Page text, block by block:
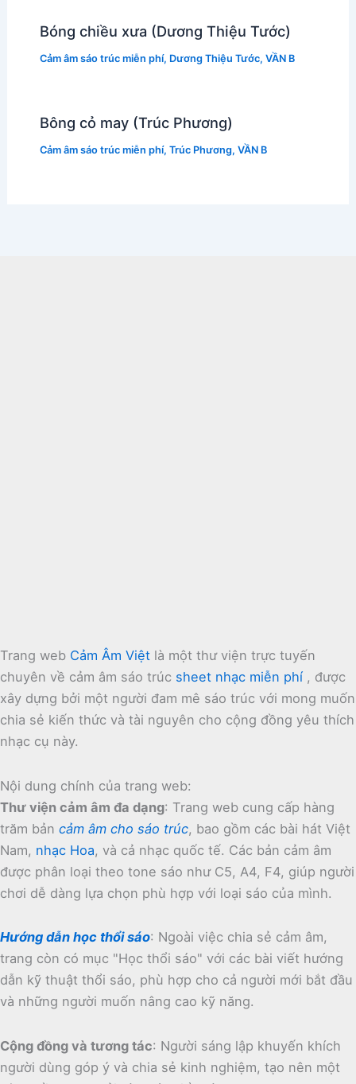
Bóng chiều xưa (Dương Thiệu Tước)
Cảm âm sáo trúc miễn phí, Dương Thiệu Tước, VẦN B
Bông cỏ may (Trúc Phương)
Cảm âm sáo trúc miễn phí, Trúc Phương, VẦN B
Trang web Cảm Âm Việt là một thư viện trực tuyến
chuyên về cảm âm sáo trúc sheet nhạc miễn phí , được
xây dựng bởi một người đam mê sáo trúc với mong muốn
chia sẻ kiến thức và tài nguyên cho cộng đồng yêu thích
nhạc cụ này.
Nội dung chính của trang web:
Thư viện cảm âm đa dạng: Trang web cung cấp hàng
trăm bản cảm âm cho sáo trúc, bao gồm các bài hát Việt
Nam, nhạc Hoa, và cả nhạc quốc tế. Các bản cảm âm
được phân loại theo tone sáo như C5, A4, F4, giúp người
chơi dễ dàng lựa chọn phù hợp với loại sáo của mình.
Hướng dẫn học thổi sáo: Ngoài việc chia sẻ cảm âm,
trang còn có mục "Học thổi sáo" với các bài viết hướng
dẫn kỹ thuật thổi sáo, phù hợp cho cả người mới bắt đầu
và những người muốn nâng cao kỹ năng.
Cộng đồng và tương tác: Người sáng lập khuyến khích
người dùng góp ý và chia sẻ kinh nghiệm, tạo nên một